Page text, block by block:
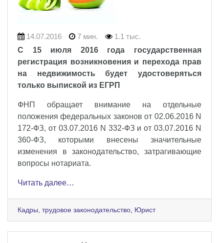
14.07.2016 7 мин.
1.1 тыс.
С 15 июля 2016 года государственная
регистрация возникновения и перехода прав
на недвижимость будет удостоверяться
только выпиской из ЕГРП
ФНП обращает внимание на отдельные
положения федеральных законов от 02.06.2016 N
172-ФЗ, от 03.07.2016 N 332-ФЗ и от 03.07.2016 N
360-ФЗ, которыми внесены значительные
изменения в законодательство, затрагивающие
вопросы нотариата.
Читать далее…
Кадры, трудовое законодательство Юрист